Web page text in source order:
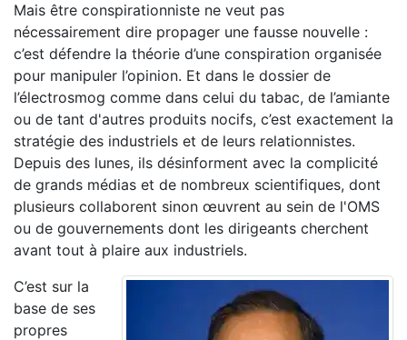
Mais être conspirationniste ne veut pas
nécessairement dire propager une fausse nouvelle :
c’est défendre la théorie d’une conspiration organisée
pour manipuler l’opinion. Et dans le dossier de
l’électrosmog comme dans celui du tabac, de l’amiante
ou de tant d'autres produits nocifs, c’est exactement la
stratégie des industriels et de leurs relationnistes.
Depuis des lunes, ils désinforment avec la complicité
de grands médias et de nombreux scientifiques, dont
plusieurs collaborent sinon œuvrent au sein de l'OMS
ou de gouvernements dont les dirigeants cherchent
avant tout à plaire aux industriels.
C’est sur la
base de ses
propres